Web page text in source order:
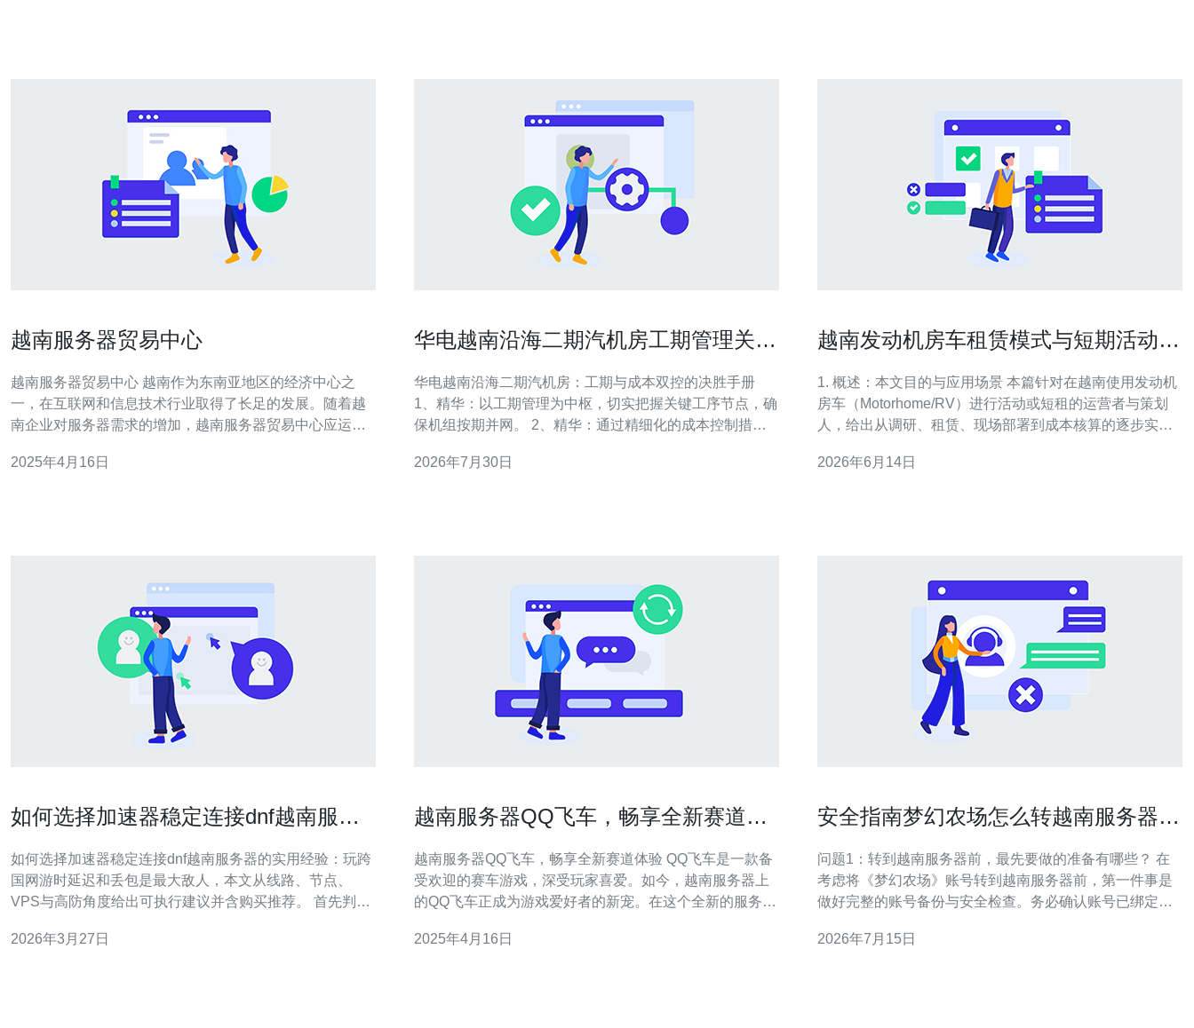
越南服务器贸易中心
越南服务器贸易中心 越南作为东南亚地区的经济中心之
一，在互联网和信息技术行业取得了长足的发展。随着越
南企业对服务器需求的增加，越南服务器贸易中心应运而
设备和解决方案。 越南服务器贸易中心提供各种类型的服
2025年4月16日
华电越南沿海二期汽机房工期管理关键
华电越南沿海二期汽机房：工期与成本双控的决胜手册
1、精华：以工期管理为中枢，切实把握关键工序节点，确
保机组按期并网。 2、精华：通过精细化的成本控制措施
风险导向的管控体系结合现场执行力，实现质量、安全和
2026年7月30日
越南发动机房车租赁模式与短期活动运
1. 概述：本文目的与应用场景 本篇针对在越南使用发动机
房车（Motorhome/RV）进行活动或短租的运营者与策划
人，给出从调研、租赁、现场部署到成本核算的逐步实操
成总览（先读此表再做计算） 主要分为：租金（按日/周/
2026年6月14日
如何选择加速器稳定连接dnf越南服务
如何选择加速器稳定连接dnf越南服务器的实用经验：玩跨
国网游时延迟和丢包是最大敌人，本文从线路、节点、
VPS与高防角度给出可执行建议并含购买推荐。 首先判断
IDC侧不稳定。用ping、tracert/tracepath、mtr等工具测量
2026年3月27日
越南服务器QQ飞车，畅享全新赛道体
越南服务器QQ飞车，畅享全新赛道体验 QQ飞车是一款备
受欢迎的赛车游戏，深受玩家喜爱。如今，越南服务器上
的QQ飞车正成为游戏爱好者的新宠。在这个全新的服务器
内容。 越南服务器QQ飞车为玩家带来了一系列全新赛
2025年4月16日
安全指南梦幻农场怎么转越南服务器避
问题1：转到越南服务器前，最先要做的准备有哪些？ 在
考虑将《梦幻农场》账号转到越南服务器前，第一件事是
做好完整的账号备份与安全检查。务必确认账号已绑定邮
录当前角色名、ID、充值记录和重要物品截图，以便出现
2026年7月15日